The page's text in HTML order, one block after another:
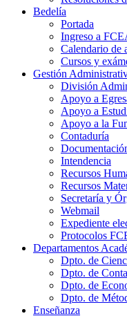
Bedelía
Portada
Ingreso a
Calendario de
Cursos y
Gestión
División
Apoyo a
Apoyo a
Apoyo a la
Contaduría
Intendencia
Recursos
Recursos
Secretaría y
Webmail
Expediente
Protocolos
Departamentos
Dpto. de
Dpto. de
Dpto. de
Dpto. de
Enseñanza